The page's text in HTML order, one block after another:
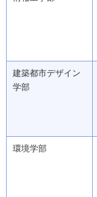
建築都市デザイン
学部
環境学部